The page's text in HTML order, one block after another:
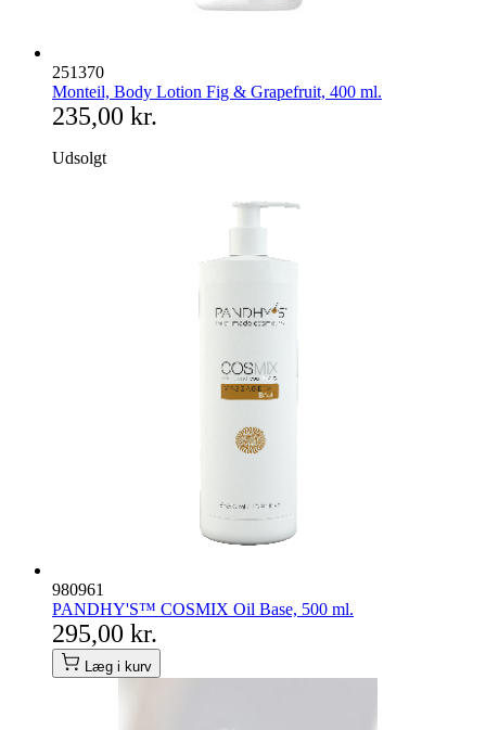
251370
Monteil, Body Lotion Fig & Grapefruit, 400 ml.
235,00 kr.
Udsolgt
980961
PANDHY'S™ COSMIX Oil Base, 500 ml.
295,00 kr.
Læg i kurv